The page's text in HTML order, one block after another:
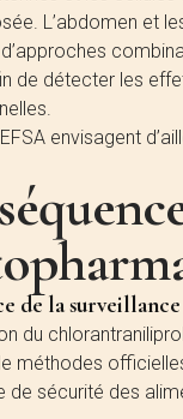
L’abdomen et
d’approches
de détecter les
envisagent
de la surveillance
du
méthodes
de sécurité des